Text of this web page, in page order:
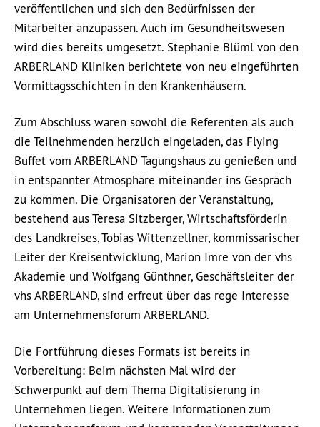
veröffentlichen und sich den Bedürfnissen der
Mitarbeiter anzupassen. Auch im Gesundheitswesen
wird dies bereits umgesetzt. Stephanie Blüml von den
ARBERLAND Kliniken berichtete von neu eingeführten
Vormittagsschichten in den Krankenhäusern.
Zum Abschluss waren sowohl die Referenten als auch
die Teilnehmenden herzlich eingeladen, das Flying
Buffet vom ARBERLAND Tagungshaus zu genießen und
in entspannter Atmosphäre miteinander ins Gespräch
zu kommen. Die Organisatoren der Veranstaltung,
bestehend aus Teresa Sitzberger, Wirtschaftsförderin
des Landkreises, Tobias Wittenzellner, kommissarischer
Leiter der Kreisentwicklung, Marion Imre von der vhs
Akademie und Wolfgang Günthner, Geschäftsleiter der
vhs ARBERLAND, sind erfreut über das rege Interesse
am Unternehmensforum ARBERLAND.
Die Fortführung dieses Formats ist bereits in
Vorbereitung: Beim nächsten Mal wird der
Schwerpunkt auf dem Thema Digitalisierung in
Unternehmen liegen. Weitere Informationen zum